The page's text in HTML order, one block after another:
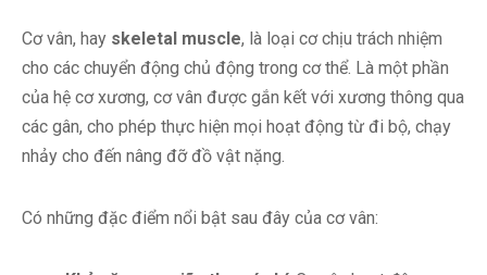
Cơ vân, hay skeletal muscle, là loại cơ chịu trách nhiệm
cho các chuyển động chủ động trong cơ thể. Là một phần
của hệ cơ xương, cơ vân được gắn kết với xương thông qua
các gân, cho phép thực hiện mọi hoạt động từ đi bộ, chạy
nhảy cho đến nâng đỡ đồ vật nặng.
Có những đặc điểm nổi bật sau đây của cơ vân: